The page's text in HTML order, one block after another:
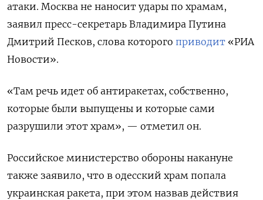
атаки. Москва не наносит удары по храмам,
заявил пресс-секретарь Владимира Путина
Дмитрий Песков, слова которого приводит «РИА
Новости».
«Там речь идет об антиракетах, собственно,
которые были выпущены и которые сами
разрушили этот храм», — отметил он.
Российское министерство обороны накануне
также заявило, что в одесский храм попала
украинская ракета, при этом назвав действия